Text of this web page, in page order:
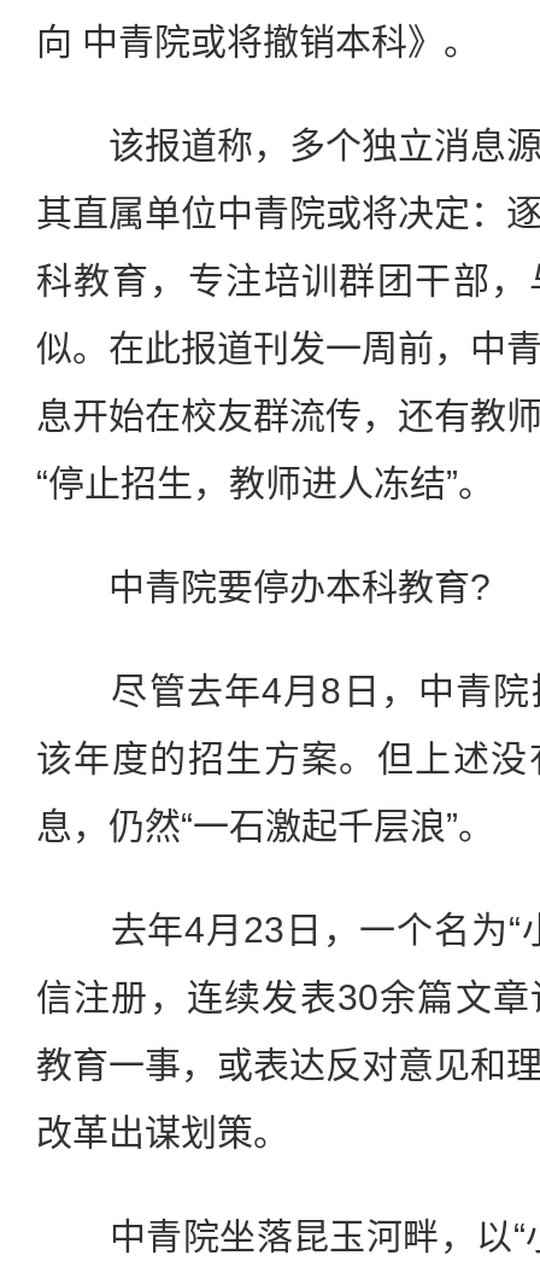
向 中青院或将撤销本科》。
该报道称，多个独立消息源
其直属单位中青院或将决定：
科教育，专注培训群团干部
似。在此报道刊发一周前，中
息开始在校友群流传，还有教
“停止招生，教师进人冻结”。
中青院要停办本科教育?
尽管去年4月8日，中青院
该年度的招生方案。但上述
息，仍然“一石激起千层浪”。
去年4月23日，一个名为“
信注册，连续发表30余篇文
教育一事，或表达反对意见和
改革出谋划策。
中青院坐落昆玉河畔，以“